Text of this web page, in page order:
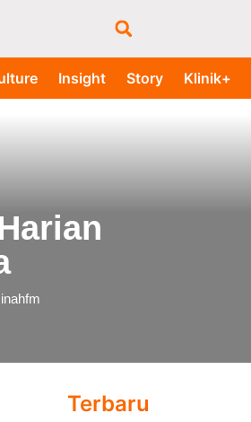
Insight Story Klinik+
Terbaru